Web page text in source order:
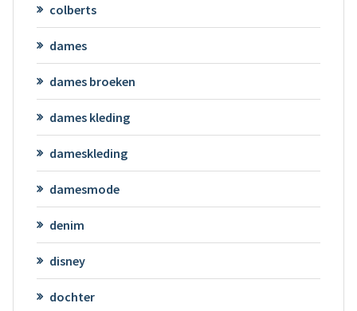
colberts
dames
dames broeken
dames kleding
dameskleding
damesmode
denim
disney
dochter